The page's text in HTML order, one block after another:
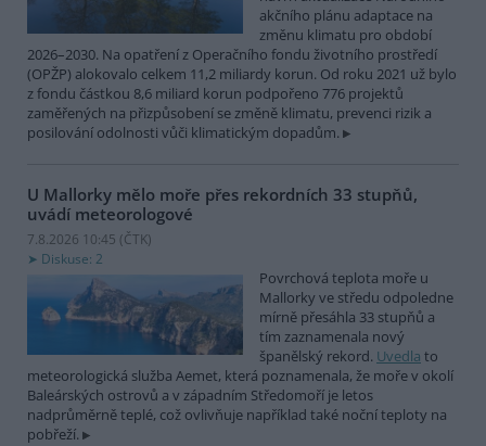
akčního plánu adaptace na
změnu klimatu pro období
2026–2030. Na opatření z Operačního fondu životního prostředí
(OPŽP) alokovalo celkem 11,2 miliardy korun. Od roku 2021 už bylo
z fondu částkou 8,6 miliard korun podpořeno 776 projektů
zaměřených na přizpůsobení se změně klimatu, prevenci rizik a
posilování odolnosti vůči klimatickým dopadům.
U Mallorky mělo moře přes rekordních 33 stupňů,
uvádí meteorologové
7.8.2026 10:45 (ČTK)
Diskuse: 2
Povrchová teplota moře u
Mallorky ve středu odpoledne
mírně přesáhla 33 stupňů a
tím zaznamenala nový
španělský rekord. Uvedla to
meteorologická služba Aemet, která poznamenala, že moře v okolí
Baleárských ostrovů a v západním Středomoří je letos
nadprůměrně teplé, což ovlivňuje například také noční teploty na
pobřeží.